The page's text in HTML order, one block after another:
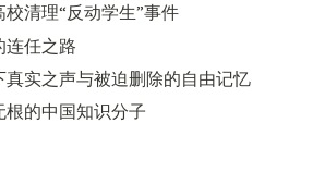
清理“反动学生”事件
连任之路
真实之声与被迫删除的自由记忆
的中国知识分子